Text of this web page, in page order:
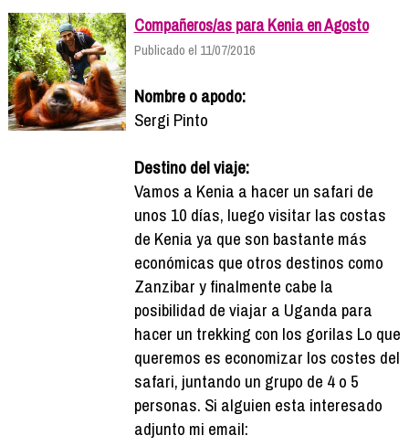
Compañeros/as para Kenia en Agosto
Publicado el 11/07/2016
Nombre o apodo:
Sergi Pinto
Destino del viaje:
Vamos a Kenia a hacer un safari de
unos 10 días, luego visitar las costas
de Kenia ya que son bastante más
económicas que otros destinos como
Zanzibar y finalmente cabe la
posibilidad de viajar a Uganda para
hacer un trekking con los gorilas Lo que
queremos es economizar los costes del
safari, juntando un grupo de 4 o 5
personas. Si alguien esta interesado
adjunto mi email: